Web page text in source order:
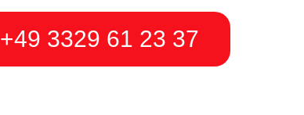
+49 3329 61 23 37